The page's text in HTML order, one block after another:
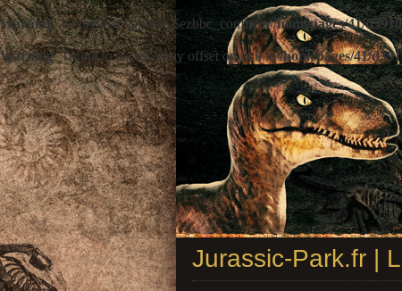
Warning: Undefined variable $ezbbc_config in/homepages/41/
Warning: Trying to access array offset on null in/homepages/41/
Jurassic-Park.fr |